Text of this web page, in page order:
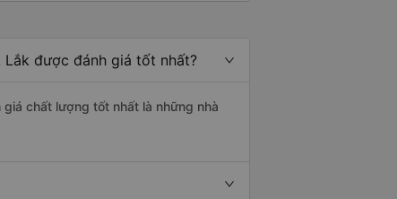
được đánh giá tốt nhất?
chất lượng tốt nhất là những nhà